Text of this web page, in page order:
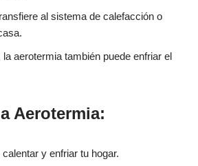
al sistema de calefacción o
aerotermia también puede enfriar el
Aerotermia:
y enfriar tu hogar.